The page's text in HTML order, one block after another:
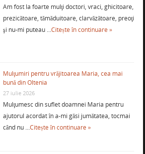
Am fost la foarte mulţi doctori, vraci, ghicitoare,
prezicătoare, tămăduitoare, clarvăzătoare, preoţi
şi nu-mi puteau …Citește în continuare »
Mulţumiri pentru vrăjitoarea Maria, cea mai
bună din Oltenia
27 iulie 2026
Mulţumesc din suflet doamnei Maria pentru
ajutorul acordat în a-mi găsi jumătatea, tocmai
când nu …Citește în continuare »